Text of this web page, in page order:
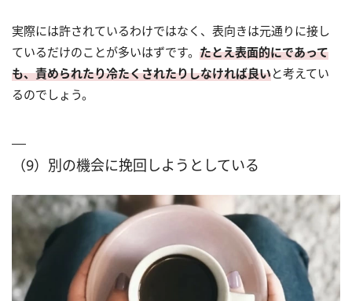
実際には許されているわけではなく、表向きは元通りに接し
ているだけのことが多いはずです。 たとえ表面的にであって
も、責められたり冷たくされたりしなければ良いと考えてい
るのでしょう。
（9）別の機会に挽回しようとしている